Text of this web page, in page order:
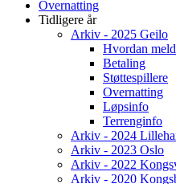
Overnatting
Tidligere år
Arkiv - 2025 Geilo
Hvordan
Betaling
Støttespillere
Overnatting
Løpsinfo
Terrenginfo
Arkiv - 2024
Arkiv - 2023 Oslo
Arkiv - 2022
Arkiv - 2020